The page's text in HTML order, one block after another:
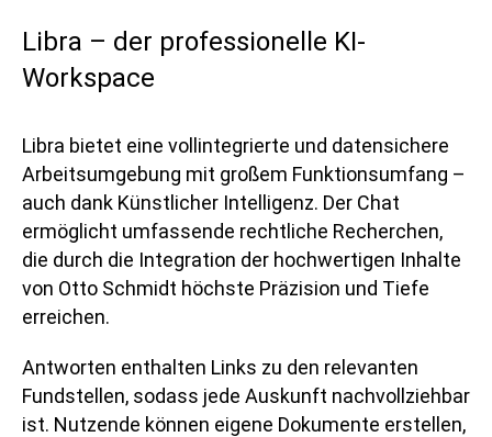
Libra – der professionelle KI-
Workspace
Libra bietet eine vollintegrierte und datensichere
Arbeitsumgebung mit großem Funktionsumfang –
auch dank Künstlicher Intelligenz. Der Chat
ermöglicht umfassende rechtliche Recherchen,
die durch die Integration der hochwertigen Inhalte
von Otto Schmidt höchste Präzision und Tiefe
erreichen.
Antworten enthalten Links zu den relevanten
Fundstellen, sodass jede Auskunft nachvollziehbar
ist. Nutzende können eigene Dokumente erstellen,